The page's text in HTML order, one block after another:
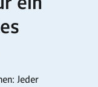
Jeder